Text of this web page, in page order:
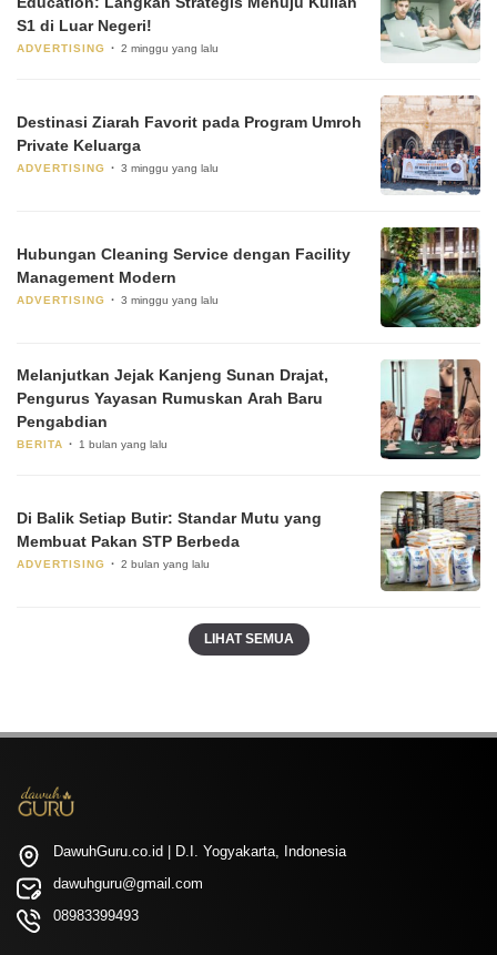
S1 di Luar Negeri!
ADVERTISING 2 minggu yang lalu
Destinasi Ziarah Favorit pada Program Umroh
Private Keluarga
ADVERTISING 3 minggu yang lalu
Hubungan Cleaning Service dengan Facility
Management Modern
ADVERTISING 3 minggu yang lalu
Melanjutkan Jejak Kanjeng Sunan Drajat,
Pengurus Yayasan Rumuskan Arah Baru
Pengabdian
BERITA 1 bulan yang lalu
Di Balik Setiap Butir: Standar Mutu yang
Membuat Pakan STP Berbeda
ADVERTISING 2 bulan yang lalu
LIHAT SEMUA
DawuhGuru.co.id | D.I. Yogyakarta, Indonesia
dawuhguru@gmail.com
08983399493